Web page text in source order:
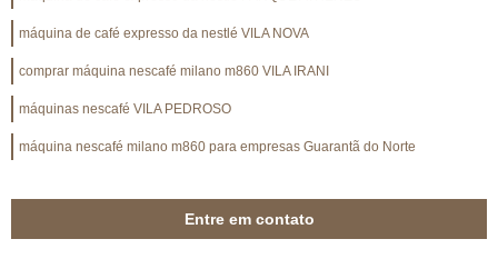
máquina de café expresso da nestlé VILA NOVA
comprar máquina nescafé milano m860 VILA IRANI
máquinas nescafé VILA PEDROSO
máquina nescafé milano m860 para empresas Guarantã do Norte
Entre em contato